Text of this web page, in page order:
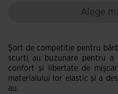
Alege
Șort de competiție pentru
scurți au buzunare pentru a
confort și libertate de
materialului lor elastic și a
au.